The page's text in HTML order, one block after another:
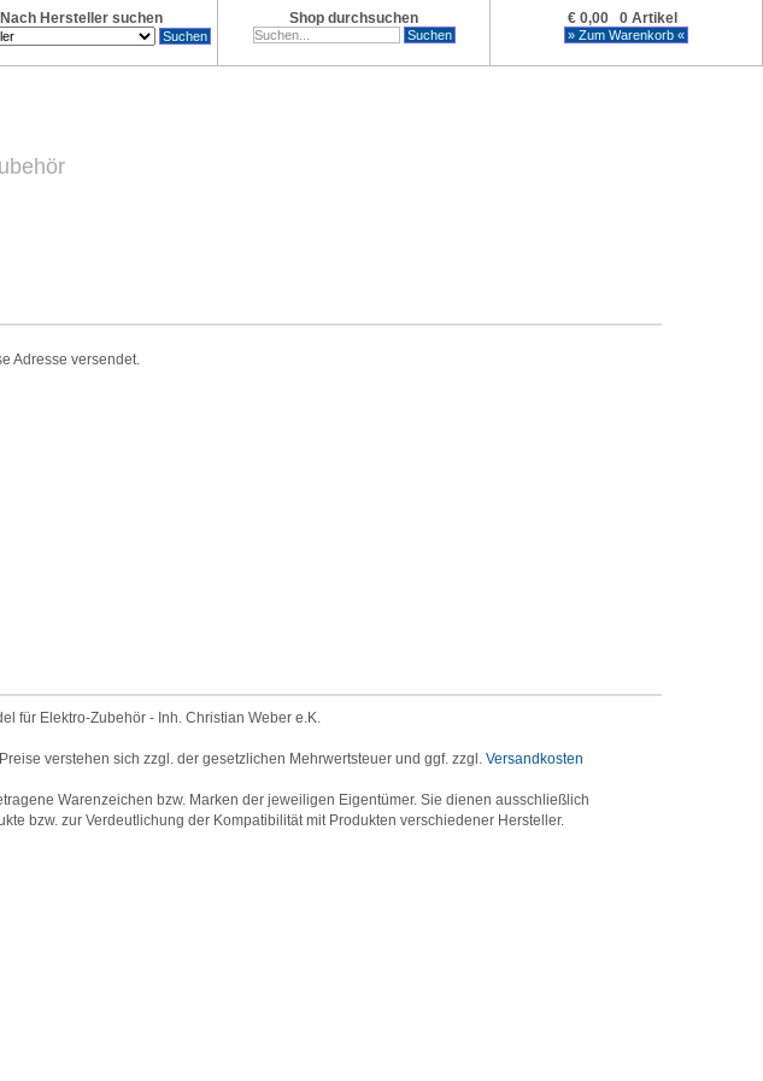
€ 0,00 0 Artikel
Shop durchsuchen
Nach Hersteller suchen
Adresse versendet.
für Elektro-Zubehör - Inh. Christian Weber e.K.
verstehen sich zzgl. der gesetzlichen Mehrwertsteuer und ggf. zzgl. Versandkosten
Warenzeichen bzw. Marken der jeweiligen Eigentümer. Sie dienen ausschließlich
bzw. zur Verdeutlichung der Kompatibilität mit Produkten verschiedener Hersteller.